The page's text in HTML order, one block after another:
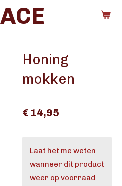
ACE
Honing
mokken
€ 14,95
Laat het me weten
wanneer dit product
weer op voorraad